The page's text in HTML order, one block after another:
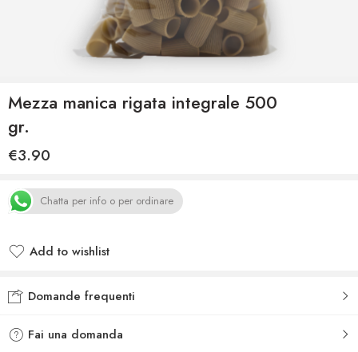
Mezza manica rigata integrale 500
gr.
€3.90
Chatta per info o per ordinare
Add to wishlist
Domande frequenti
Fai una domanda